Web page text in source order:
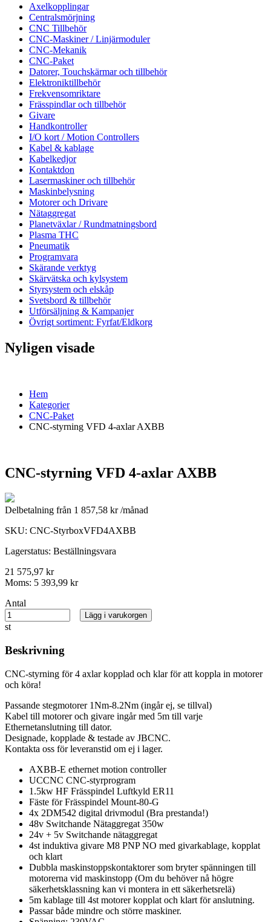
Axelkopplingar
Centralsmörjning
CNC Tillbehör
CNC-Maskiner / Linjärmoduler
CNC-Mekanik
CNC-Paket
Datorer, Touchskärmar och tillbehör
Elektroniktillbehör
Frekvensomriktare
Frässpindlar och tillbehör
Givare
Handkontroller
I/O kort / Motion Controllers
Kabel & kablage
Kabelkedjor
Kontaktdon
Lasermaskiner och tillbehör
Maskinbelysning
Motorer och Drivare
Nätaggregat
Planetväxlar / Rundmatningsbord
Plasma THC
Pneumatik
Programvara
Skärande verktyg
Skärvätska och kylsystem
Styrsystem och elskåp
Svetsbord & tillbehör
Utförsäljning & Kampanjer
Övrigt sortiment: Fyrfat/Eldkorg
Nyligen visade
Hem
Kategorier
CNC-Paket
CNC-styrning VFD 4-axlar AXBB
CNC-styrning VFD 4-axlar AXBB
Delbetalning från 1 857,58 kr /månad
SKU: CNC-StyrboxVFD4AXBB
Lagerstatus: Beställningsvara
21 575,97 kr
Moms: 5 393,99 kr
Antal
st
Lägg i varukorgen
Beskrivning
CNC-styrning för 4 axlar kopplad och klar för att koppla in motorer
och köra!
Passande stegmotorer 1Nm-8.2Nm (ingår ej, se tillval)
Kabel till motorer och givare ingår med 5m till varje
Ethernetanslutning till dator.
Designade, kopplade & testade av JBCNC.
Kontakta oss för leveranstid om ej i lager.
AXBB-E ethernet motion controller
UCCNC CNC-styrprogram
1.5kw HF Frässpindel Luftkyld ER11
Fäste för Frässpindel Mount-80-G
4x 2DM542 digital drivmodul (Bra prestanda!)
48v Switchande Nätaggregat 350w
24v + 5v Switchande nätaggregat
4st induktiva givare M8 PNP NO med givarkablage, kopplat
och klart
Dubbla maskinstoppskontaktorer som bryter spänningen till
motorerna vid maskinstopp (Om du behöver nå högre
säkerhetsklassning kan vi montera in ett säkerhetsrelä)
5m kablage till 4st motorer kopplat och klart för anslutning.
Passar både mindre och större maskiner.